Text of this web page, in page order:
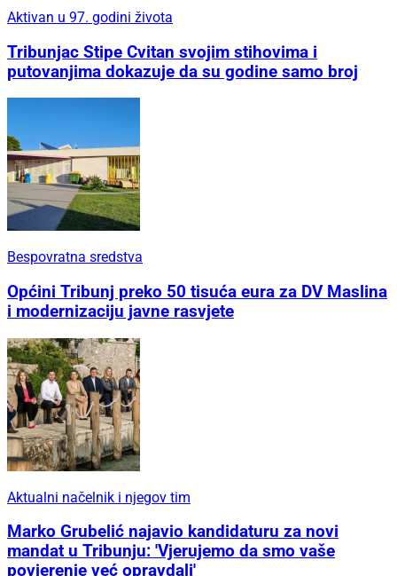
Aktivan u 97. godini života
Tribunjac Stipe Cvitan svojim stihovima i
putovanjima dokazuje da su godine samo broj
Bespovratna sredstva
Općini Tribunj preko 50 tisuća eura za DV Maslina
i modernizaciju javne rasvjete
Aktualni načelnik i njegov tim
Marko Grubelić najavio kandidaturu za novi
mandat u Tribunju: 'Vjerujemo da smo vaše
povjerenje već opravdali'